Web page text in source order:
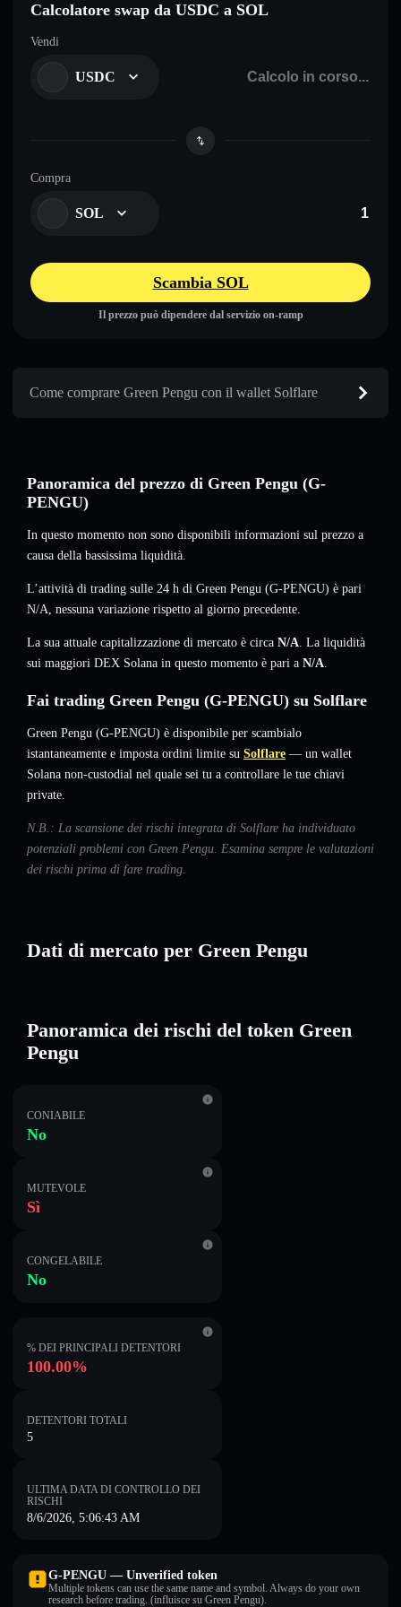
Calcolatore swap da USDC a SOL
Vendi
USDC
Compra
SOL
Scambia SOL
Il prezzo può dipendere dal servizio on-ramp
Come comprare Green Pengu con il wallet Solflare
Panoramica del prezzo di Green Pengu (G-
PENGU)
In questo momento non sono disponibili informazioni sul prezzo a
causa della bassissima liquidità.
L’attività di trading sulle 24 h di Green Pengu (G-PENGU) è pari
N/A, nessuna variazione rispetto al giorno precedente.
La sua attuale capitalizzazione di mercato è circa N/A. La liquidità
sui maggiori DEX Solana in questo momento è pari a N/A.
Fai trading Green Pengu (G-PENGU) su Solflare
Green Pengu (G-PENGU) è disponibile per scambialo
istantaneamente e imposta ordini limite su Solflare — un wallet
Solana non-custodial nel quale sei tu a controllare le tue chiavi
private.
N.B.: La scansione dei rischi integrata di Solflare ha individuato
potenziali problemi con Green Pengu. Esamina sempre le valutazioni
dei rischi prima di fare trading.
Dati di mercato per Green Pengu
Panoramica dei rischi del token Green
Pengu
CONIABILE
No
MUTEVOLE
Sì
CONGELABILE
No
% DEI PRINCIPALI DETENTORI
100.00%
DETENTORI TOTALI
5
ULTIMA DATA DI CONTROLLO DEI
RISCHI
8/6/2026, 5:06:43 AM
G-PENGU — Unverified token
Multiple tokens can use the same name and symbol. Always do your own
research before trading. (influisce su Green Pengu).